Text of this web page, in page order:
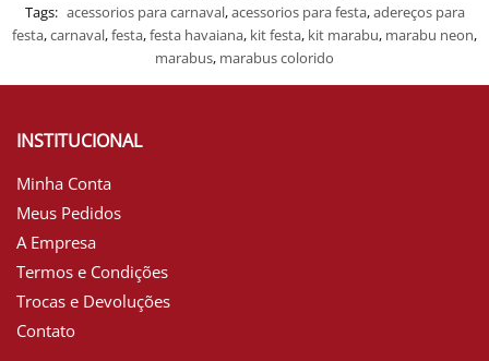
Tags: acessorios para carnaval,acessorios para festa,adereços para
festa,carnaval,festa,festa havaiana, kit festa, kit marabu, marabu neon,
marabus, marabus colorido
INSTITUCIONAL
Minha Conta
Meus Pedidos
A Empresa
Termos e Condições
Trocas e Devoluções
Contato